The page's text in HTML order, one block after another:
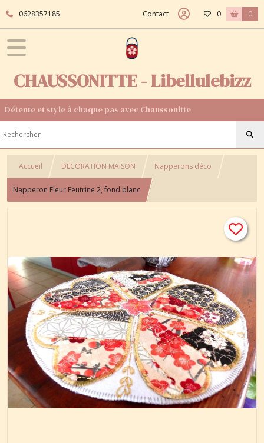
0628357185 Contact 0 0
CHAUSSONITTE - Libellulebizz
Détente et style à chaque pas avec Chaussonitte
Accueil DECORATION MAISON Napperons déco
Napperon Fleur Feutrine 2, fond blanc